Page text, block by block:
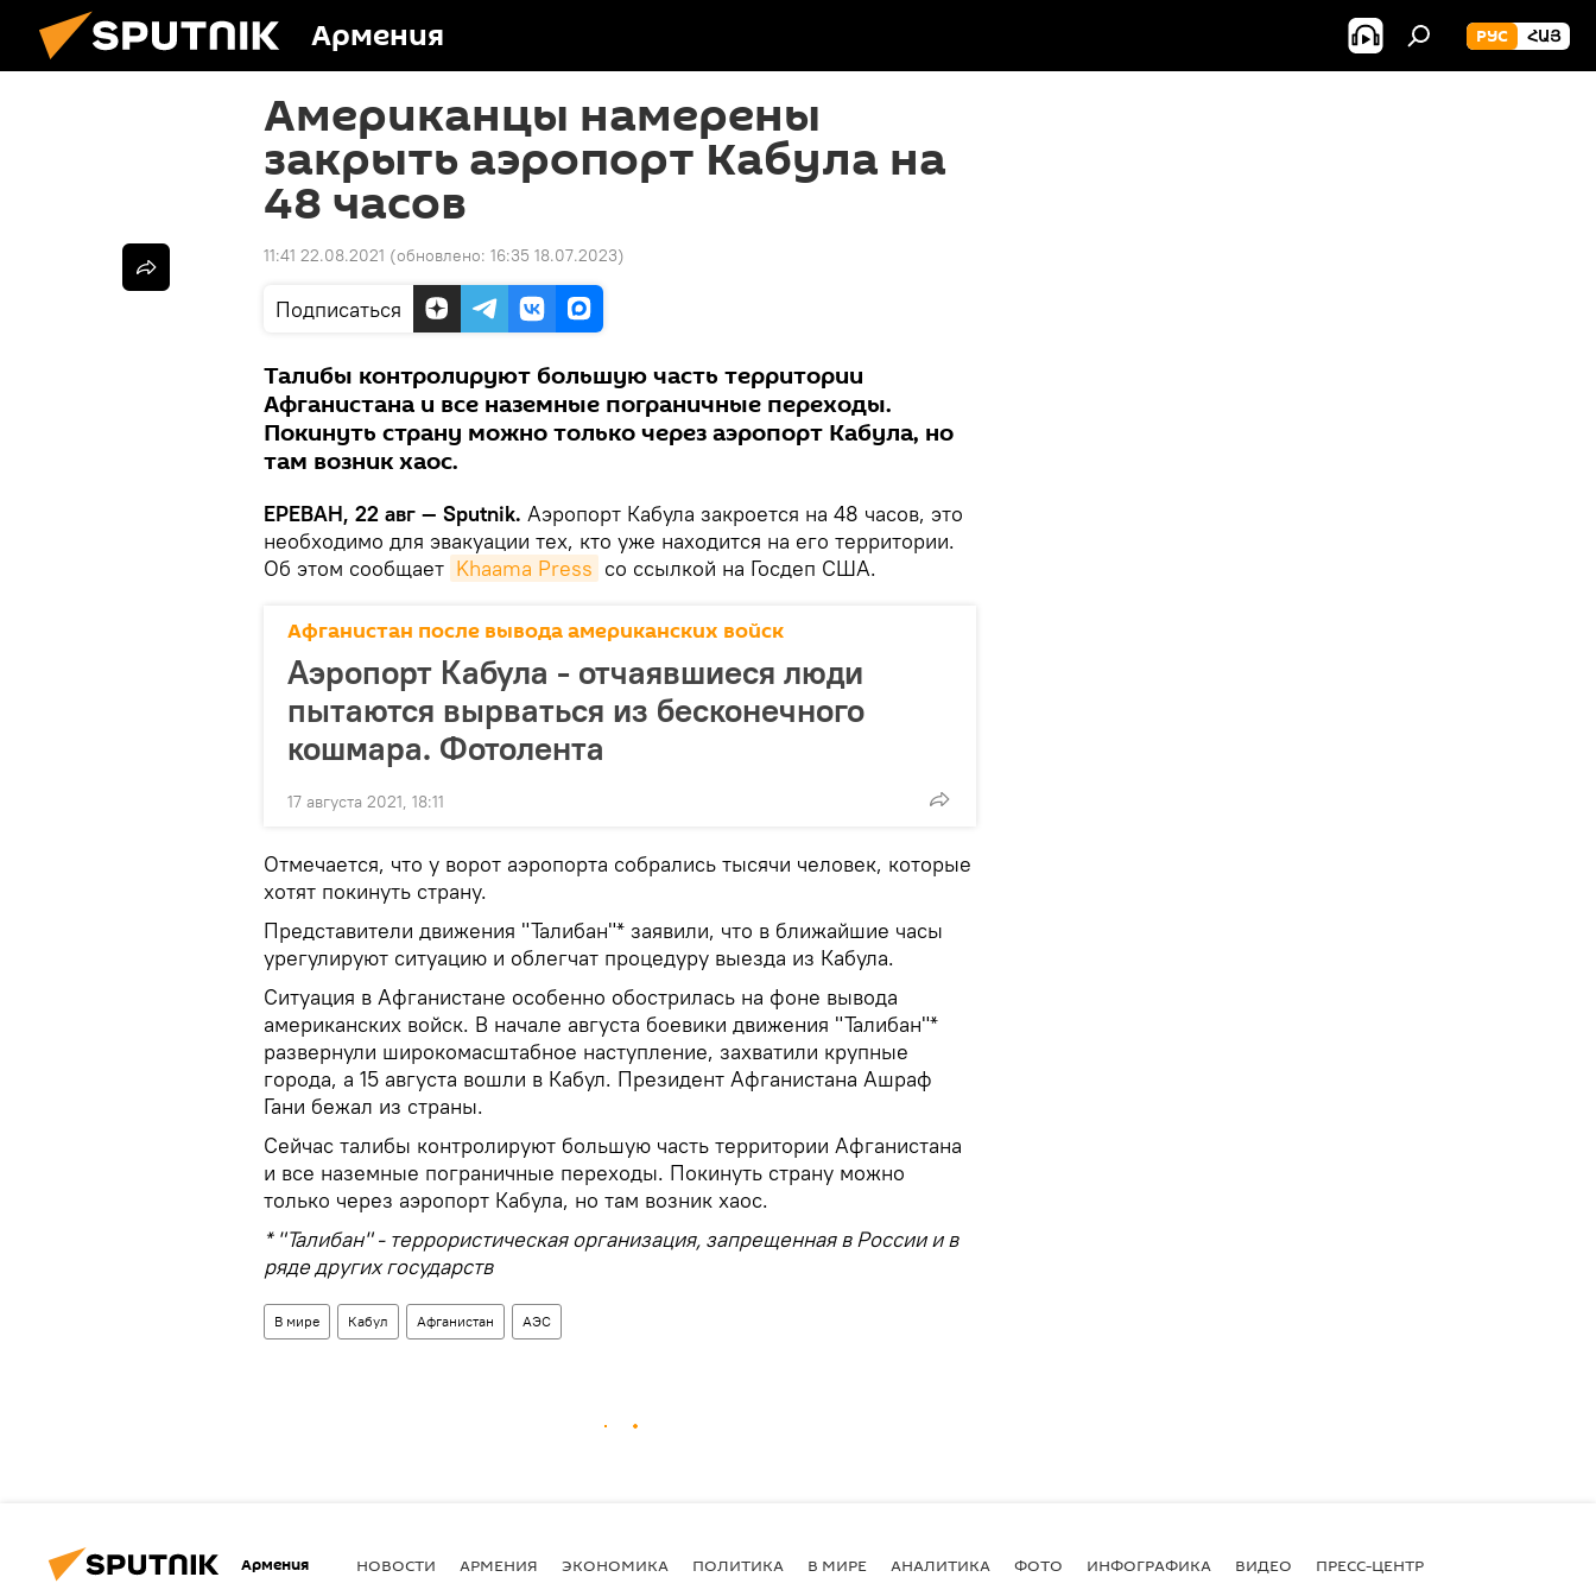
Армения РУС ՀԱՅ
Американцы намерены
закрыть аэропорт Кабула на
48 часов
11:41 22.08.2021 (обновлено: 16:35 18.07.2023)
Подписаться
Талибы контролируют большую часть территории
Афганистана и все наземные пограничные переходы.
Покинуть страну можно только через аэропорт Кабула, но
там возник хаос.
ЕРЕВАН, 22 авг — Sputnik. Аэропорт Кабула закроется на 48 часов, это
необходимо для эвакуации тех, кто уже находится на его территории.
Об этом сообщает Khaama Press со ссылкой на Госдеп США.
Афганистан после вывода американских войск
Аэропорт Кабула - отчаявшиеся люди
пытаются вырваться из бесконечного
кошмара. Фотолента
17 августа 2021, 18:11
Отмечается, что у ворот аэропорта собрались тысячи человек, которые
хотят покинуть страну.
Представители движения "Талибан"* заявили, что в ближайшие часы
урегулируют ситуацию и облегчат процедуру выезда из Кабула.
Ситуация в Афганистане особенно обострилась на фоне вывода
американских войск. В начале августа боевики движения "Талибан"*
развернули широкомасштабное наступление, захватили крупные
города, а 15 августа вошли в Кабул. Президент Афганистана Ашраф
Гани бежал из страны.
Сейчас талибы контролируют большую часть территории Афганистана
и все наземные пограничные переходы. Покинуть страну можно
только через аэропорт Кабула, но там возник хаос.
* "Талибан" - террористическая организация, запрещенная в России и в
ряде других государств
В мире Кабул Афганистан АЭС
Армения НОВОСТИ АРМЕНИЯ ЭКОНОМИКА ПОЛИТИКА В МИРЕ АНАЛИТИКА ФОТО ИНФОГРАФИКА ВИДЕО ПРЕСС-ЦЕНТР